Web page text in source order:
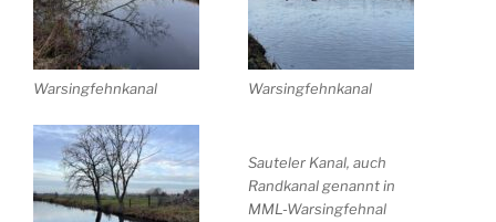
Warsingfehnkanal Warsingfehnkanal
Sauteler Kanal, auch
Randkanal genannt in
MML-Warsingfehnal